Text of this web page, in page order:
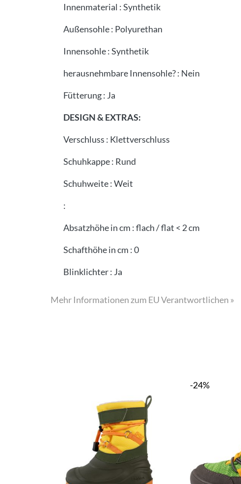
Innenmaterial :Synthetik
Außensohle: Polyurethan
Innensohle:Synthetik
herausnehmbare Innensohle?: Nein
Fütterung: Ja
DESIGN & EXTRAS:
Verschluss : Klettverschluss
Schuhkappe: Rund
Schuhweite:Weit
:
Absatzhöhe in cm :flach / flat < 2 cm
Schafthöhe in cm :0
Blinklichter: Ja
Mehr Informationen zum EU Verantwortlichen »
-24%